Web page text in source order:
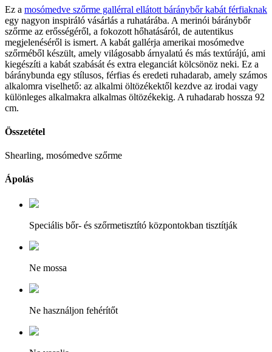
Ez a mosómedve szőrme gallérral ellátott báránybőr kabát férfiaknak
egy nagyon inspiráló vásárlás a ruhatárába. A merinói báránybőr
szőrme az erősségéről, a fokozott hőhatásáról, de autentikus
megjelenéséről is ismert. A kabát gallérja amerikai mosómedve
szőrméből készült, amely világosabb árnyalatú és más textúrájú, ami
kiegészíti a kabát szabását és extra eleganciát kölcsönöz neki. Ez a
báránybunda egy stílusos, férfias és eredeti ruhadarab, amely számos
alkalomra viselhető: az alkalmi öltözékektől kezdve az irodai vagy
különleges alkalmakra alkalmas öltözékekig. A ruhadarab hossza 92
cm.
Összetétel
Shearling, mosómedve szőrme
Ápolás
Speciális bőr- és szőrmetisztító központokban tisztítják
Ne mossa
Ne használjon fehérítőt